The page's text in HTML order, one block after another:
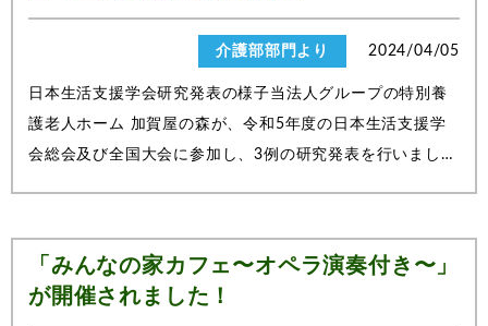
介護部部門より 2024/04/05
日本生活支援学会研究発表の様子当法人グループの特別養
護老人ホーム 加賀屋の森が、令和5年度の日本生活支援学
会総会及び全国大会に参加し、3例の研究発表を行いまし
「みんなの家カフェ〜オペラ演奏付き〜」
が開催されました！